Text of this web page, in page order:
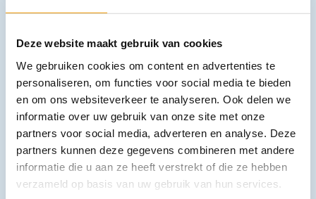
Deze website maakt gebruik van cookies
We gebruiken cookies om content en advertenties te
personaliseren, om functies voor social media te bieden
en om ons websiteverkeer te analyseren. Ook delen we
informatie over uw gebruik van onze site met onze
partners voor social media, adverteren en analyse. Deze
partners kunnen deze gegevens combineren met andere
informatie die u aan ze heeft verstrekt of die ze hebben
verzameld op basis van uw gebruik van hun services.
€34,91 – €116,16 incl. btw
28.85 excl. btw
Opties bekijken
Leverbaar